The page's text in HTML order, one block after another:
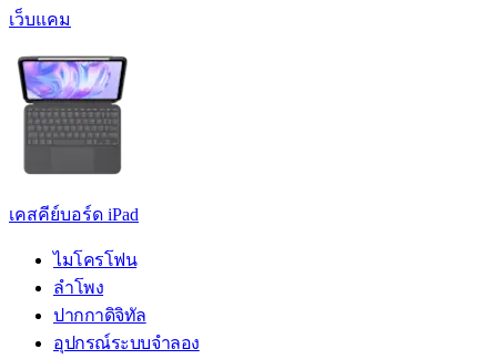
เว็บแคม
เคสคีย์บอร์ด iPad
ไมโครโฟน
ลำโพง
ปากกาดิจิทัล
อุปกรณ์ระบบจำลอง